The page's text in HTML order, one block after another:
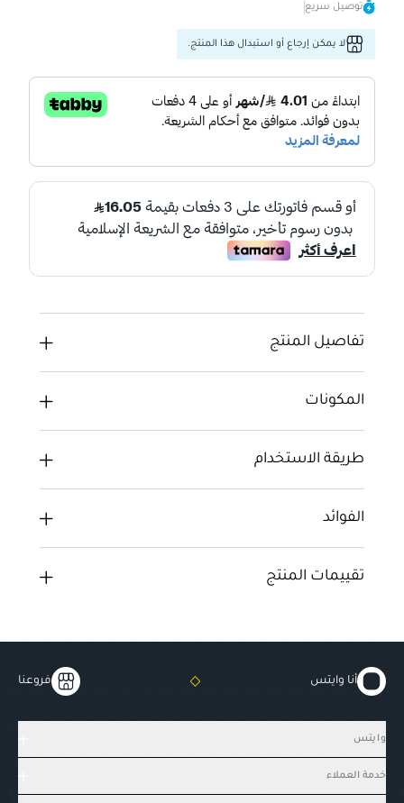
توصيل سريع
لا يمكن إرجاع أو استبدال هذا المنتج.
تفاصيل المنتج
المكونات
طريقة الاستخدام
الفوائد
تقييمات المنتج
أنا وايتس فروعنا
وايتس
خدمة العملاء